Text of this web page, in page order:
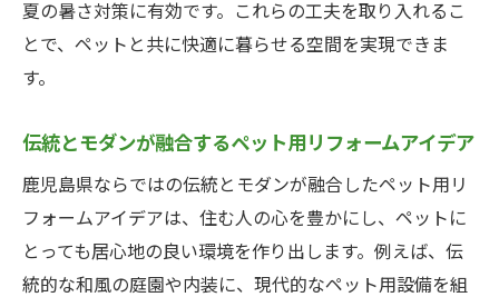
ペットと共に快適に暮らすためのリフォー
ムのポイント
ペットフレンドリーな素材とデザインの選
ペットの健康を考慮したリフォーム術
家族全員が満足するペット用リフォームの
アイデア
夏の暑さ対策に有効です。これらの工夫を取り入れるこ
とで、ペットと共に快適に暮らせる空間を実現できま
す。
伝統とモダンが融合するペット用リフォームアイデア
鹿児島県ならではの伝統とモダンが融合したペット用リ
フォームアイデアは、住む人の心を豊かにし、ペットに
とっても居心地の良い環境を作り出します。例えば、伝
統的な和風の庭園や内装に、現代的なペット用設備を組